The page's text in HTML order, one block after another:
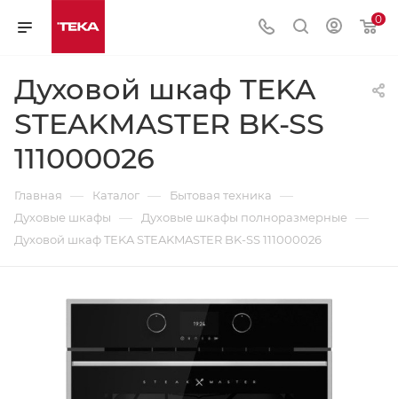
0
Духовой шкаф TEKA
STEAKMASTER BK-SS
111000026
Главная — Каталог — Бытовая техника —
Духовые шкафы — Духовые шкафы полноразмерные —
Духовой шкаф TEKA STEAKMASTER BK-SS 111000026